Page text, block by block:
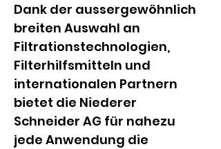
Dank der aussergewöhnlich
breiten Auswahl an
Filtrationstechnologien,
Filterhilfsmitteln und
internationalen Partnern
bietet die Niederer
Schneider AG für nahezu
jede Anwendung die